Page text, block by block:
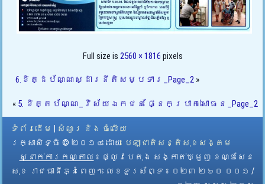
Full size is 2560 × 1816 pixels
6.ខិត្ដប័ណ្ណស្ដារនីតិសម្បទារ_Page_2 »
« 5. ខិត្តប័ណ្ណ_វិស័យឯកជន ផ្នែកប្រាក់សោធន_Page_2
ទំព័រដើម
សំណួរ និង ចំលើយ
រក្សាសិទ្ធិ © ២០១៤ ដោយ​ បេឡាជាតិសន្តិសុខសង្គម
ស្នាក់ការកណ្តាល ៖ ផ្លូវបេតុង សង្កាត់ឃ្មួញ ខណ្ឌសែន
សុខ រាជធានីភ្នំពេញ។ លេខទូរស័ព្ទ ៖ ០២៣ ២៦០ ០០១ /